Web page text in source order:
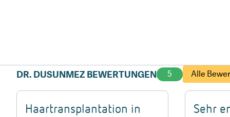
DR. DUSUNMEZ BEWERTUNGEN 5 Alle
Haartransplantation in
Sehr